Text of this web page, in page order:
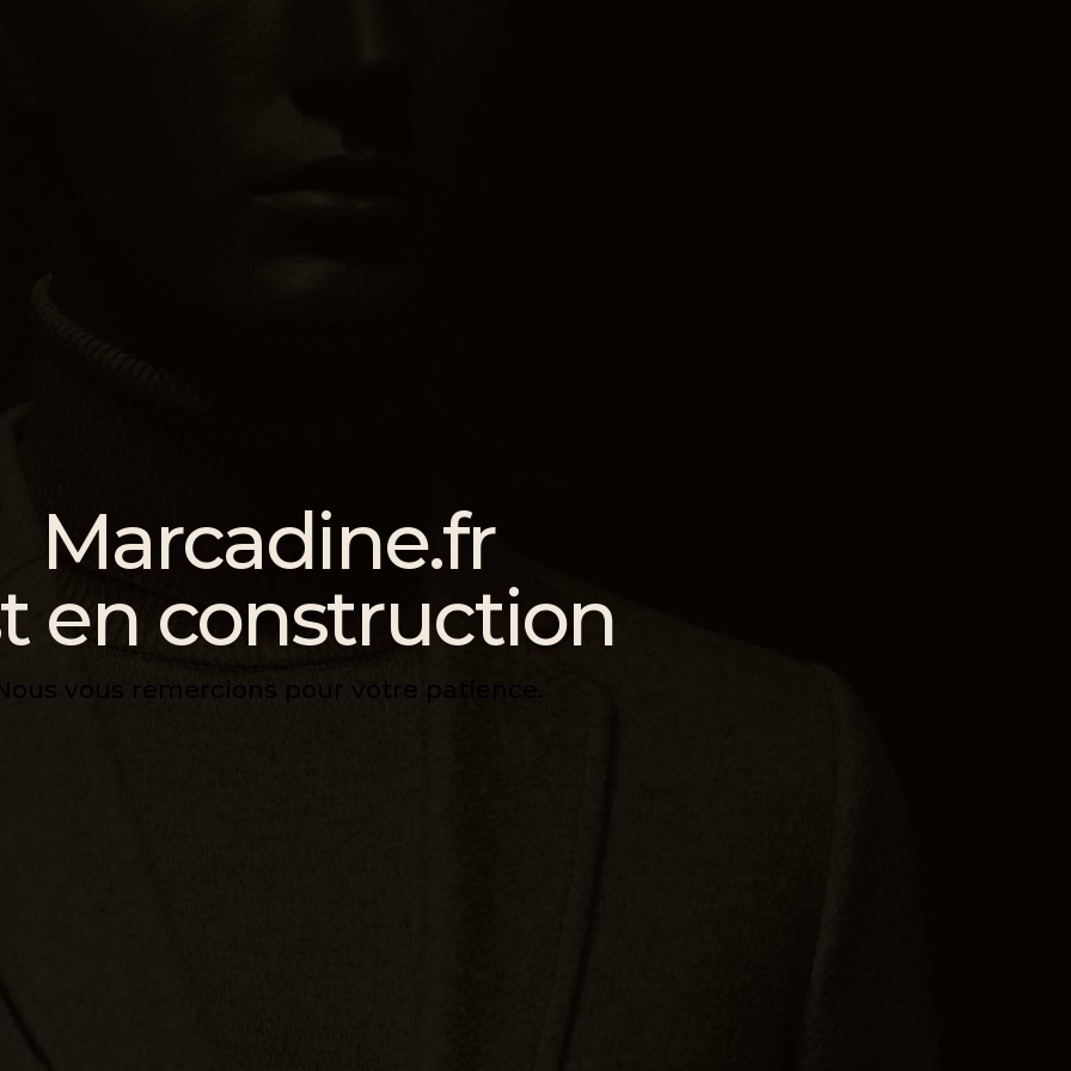
Marcadine.fr
en construction
vous remercions pour votre patience.